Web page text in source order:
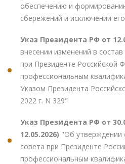
обеспечению и
сбережений и исключении
Указ Президента РФ от
внесении изменений в
при Президенте Российской
профессиональным
Указом Президента
2022 г. N 329"
Указ Президента РФ от
12.05.2026) "Об утверждении
совета при Президенте
профессиональным